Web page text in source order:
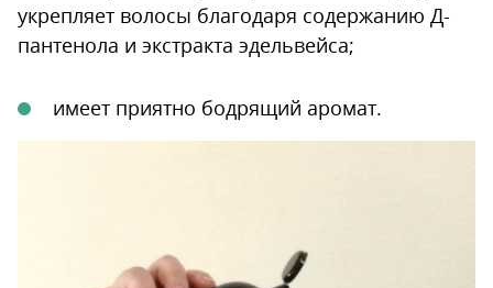
укрепляет волосы благодаря содержанию Д-
пантенола и экстракта эдельвейса;
имеет приятно бодрящий аромат.